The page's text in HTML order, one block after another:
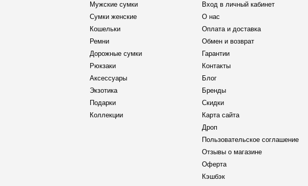
Мужские сумки
Сумки женские
Кошельки
Ремни
Дорожные сумки
Рюкзаки
Аксессуары
Экзотика
Подарки
Коллекции
Вход в личный кабинет
О нас
Оплата и доставка
Обмен и возврат
Гарантии
Контакты
Блог
Бренды
Скидки
Карта сайта
Дроп
Пользовательское соглашение
Отзывы о магазине
Оферта
Кэшбэк